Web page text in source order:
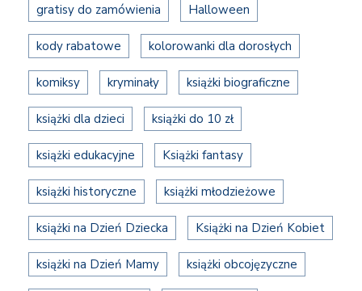
gratisy do zamówienia Halloween
kody rabatowe kolorowanki dla dorosłych
komiksy kryminały książki biograficzne
książki dla dzieci książki do 10 zł
książki edukacyjne Książki fantasy
książki historyczne książki młodzieżowe
książki na Dzień Dziecka Książki na Dzień Kobiet
książki na Dzień Mamy książki obcojęzyczne